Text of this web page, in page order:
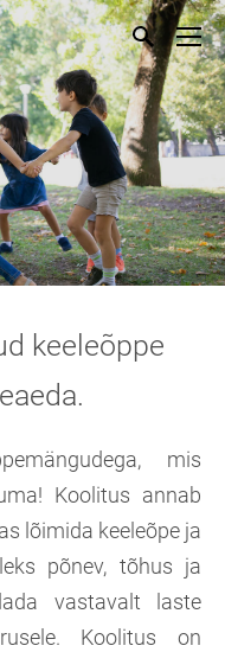
keeleõppe
mis
Koolitus annab
lõimida keeleõpe ja
põnev, tõhus ja
vastavalt laste
Koolitus on